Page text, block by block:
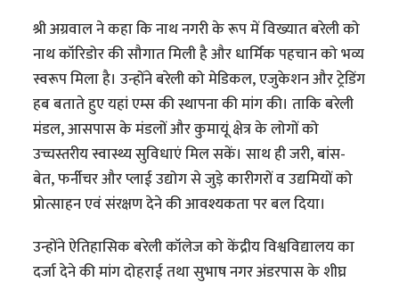
श्री अग्रवाल ने कहा कि नाथ नगरी के रूप में विख्यात बरेली को
नाथ कॉरिडोर की सौगात मिली है और धार्मिक पहचान को भव्य
स्वरूप मिला है। उन्होंने बरेली को मेडिकल, एजुकेशन और ट्रेडिंग
हब बताते हुए यहां एम्स की स्थापना की मांग की। ताकि बरेली
मंडल, आसपास के मंडलों और कुमायूं क्षेत्र के लोगों को
उच्चस्तरीय स्वास्थ्य सुविधाएं मिल सकें। साथ ही जरी, बांस-
बेत, फर्नीचर और प्लाई उद्योग से जुड़े कारीगरों व उद्यमियों को
प्रोत्साहन एवं संरक्षण देने की आवश्यकता पर बल दिया।
उन्होंने ऐतिहासिक बरेली कॉलेज को केंद्रीय विश्वविद्यालय का
दर्जा देने की मांग दोहराई तथा सुभाष नगर अंडरपास के शीघ्र